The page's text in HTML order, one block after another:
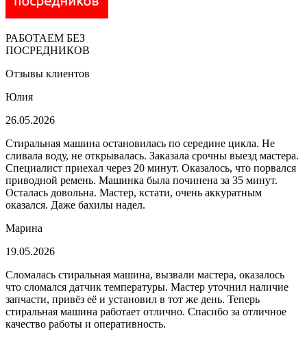
РАБОТАЕМ БЕЗ
ПОСРЕДНИКОВ
Отзывы клиентов
Юлия
26.05.2026
Стиральная машина остановилась по середине цикла. Не
сливала воду, не открывалась. Заказала срочны выезд мастера.
Специалист приехал через 20 минут. Оказалось, что порвался
приводной ремень. Машинка была починена за 35 минут.
Осталась довольна. Мастер, кстати, очень аккуратным
оказался. Даже бахилы надел.
Марина
19.05.2026
Сломалась стиральная машина, вызвали мастера, оказалось
что сломался датчик температуры. Мастер уточнил наличие
запчасти, привёз её и установил в тот же день. Теперь
стиральная машина работает отлично. Спасибо за отличное
качество работы и оперативность.